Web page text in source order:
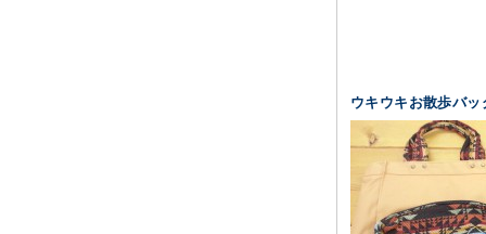
ウキウキお散歩バ